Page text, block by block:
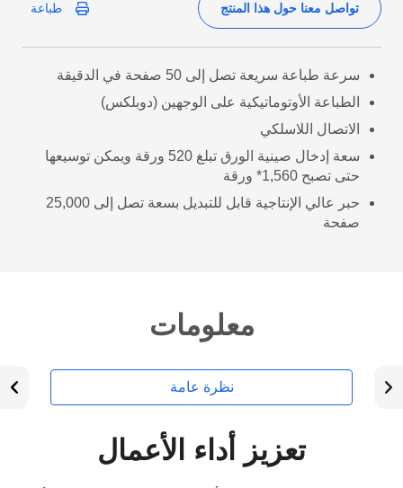
تواصل معنا حول هذا المنتج طباعة
سرعة طباعة سريعة تصل إلى 50 صفحة في الدقيقة
الطباعة الأوتوماتيكية على الوجهين (دوبلكس)
الاتصال اللاسلكي
سعة إدخال صينية الورق تبلغ 520 ورقة ويمكن توسيعها
حتى تصبح 1,560* ورقة
حبر عالي الإنتاجية قابل للتبديل بسعة تصل إلى 25,000
صفحة
معلومات
نظرة عامة
تعزيز أداء الأعمال